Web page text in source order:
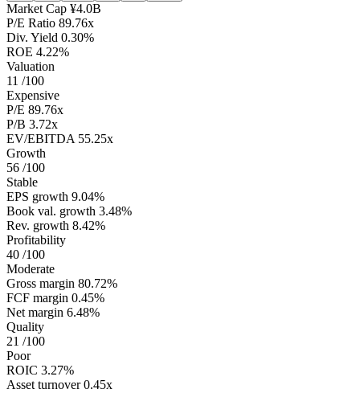
Market Cap ¥4.0B
P/E Ratio 89.76x
Div. Yield 0.30%
ROE 4.22%
Valuation
11 /100
Expensive
P/E 89.76x
P/B 3.72x
EV/EBITDA 55.25x
Growth
56 /100
Stable
EPS growth 9.04%
Book val. growth 3.48%
Rev. growth 8.42%
Profitability
40 /100
Moderate
Gross margin 80.72%
FCF margin 0.45%
Net margin 6.48%
Quality
21 /100
Poor
ROIC 3.27%
Asset turnover 0.45x